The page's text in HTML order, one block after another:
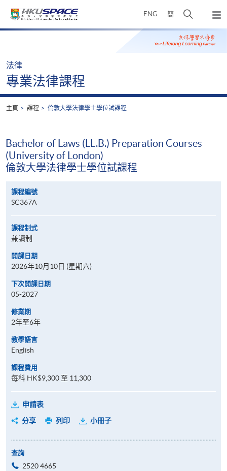
ENG 簡
開
搜
尋
彈
出
主
Main
法律
專業法律課程
主頁 課程 倫敦大學法律學士學位試課程
Bachelor of Laws (LL.B.) Preparation Courses
(University of London)
倫敦大學法律學士學位試課程
課程編號
SC367A
課程制式
兼讀制
開課日期
2026年10月10日 (星期六)
下次開課日期
05-2027
修業期
2年至6年
教學語言
English
課程費用
每科 HK$9,300 至 11,300
申請表
分享
列印 小冊子
查詢
2520 4665